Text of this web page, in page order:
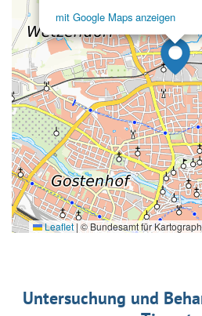
mit Google Maps anzeigen
Leaflet | © Bundesamt für
Untersuchung und